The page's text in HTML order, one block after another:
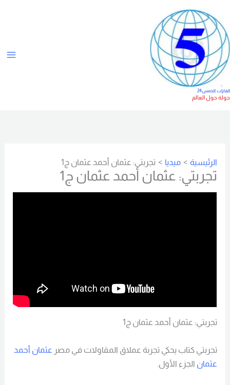
الخمس24
حول العالم
الرئيسية ميديا تجربتي: عثمان أحمد عثمان ج1
تجربتي: عثمان أحمد عثمان ج1
تجربتي: عثمان أحمد عثمان ج1
تجربتي كتاب يحكي تجربة عملاق المقاولات في مصر عثمان أحمد
عثمانالجزء الأول.
ص
ف
ا